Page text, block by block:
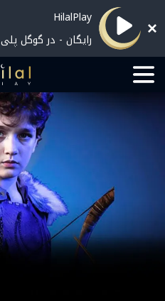
HilalPlay
رایگان - در گوگل پلی